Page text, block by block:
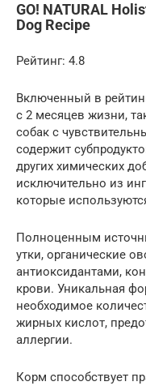
GO! NATURAL
Dog Recipe
Рейтинг: 4.8
Включенный в
с 2 месяцев жизни,
собак с
содержит
других химических
исключительно из
которые
Полноценным
утки, органические
антиоксидантами,
крови. Уникальная
необходимое
жирных кислот,
аллергии.
Корм способствует